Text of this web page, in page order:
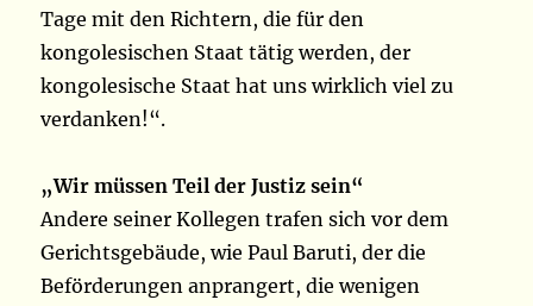
Tage mit den Richtern, die für den
kongolesischen Staat tätig werden, der
kongolesische Staat hat uns wirklich viel zu
verdanken!“.
„Wir müssen Teil der Justiz sein“
Andere seiner Kollegen trafen sich vor dem
Gerichtsgebäude, wie Paul Baruti, der die
Beförderungen anprangert, die wenigen